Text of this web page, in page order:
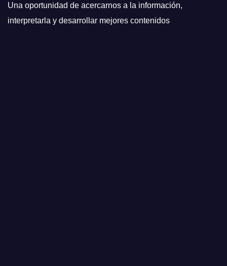
Una oportunidad de acercarnos a la información,
interpretarla y desarrollar mejores contenidos